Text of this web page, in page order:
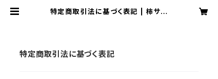
特定商取引法に基づく表記 | 柿サポ
特定商取引法に基づく表記